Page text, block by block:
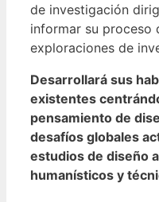
de investigación
informar su proceso
exploraciones de
Desarrollará sus
existentes
pensamiento de
desafíos globales
estudios de diseño
humanísticos y